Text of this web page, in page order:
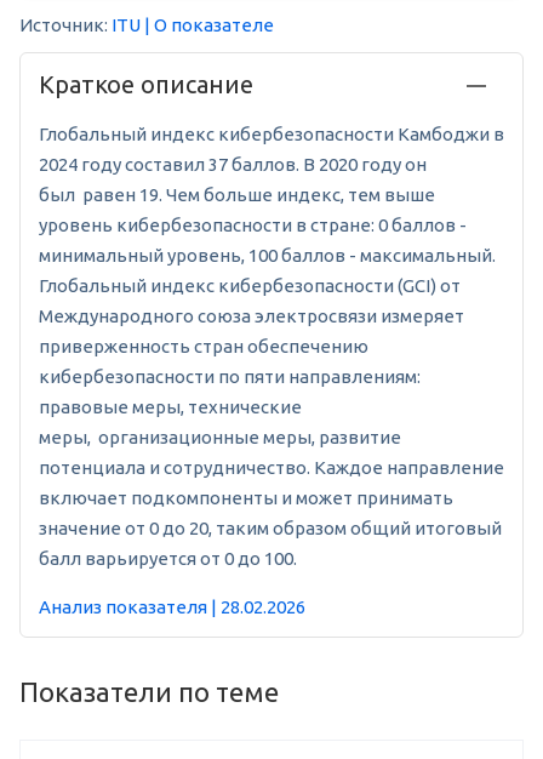
Источник: ITU | О показателе
Краткое описание
Глобальный индекс кибербезопасности Камбоджи в
2024 году составил 37 баллов. В 2020 году он
был равен 19. Чем больше индекс, тем выше
уровень кибербезопасности в стране: 0 баллов -
минимальный уровень, 100 баллов - максимальный.
Глобальный индекс кибербезопасности (GCI) от
Международного союза электросвязи измеряет
приверженность стран обеспечению
кибербезопасности по пяти направлениям:
правовые меры, технические
меры, организационные меры, развитие
потенциала и сотрудничество. Каждое направление
включает подкомпоненты и может принимать
значение от 0 до 20, таким образом общий итоговый
балл варьируется от 0 до 100.
Анализ показателя | 28.02.2026
Показатели по теме